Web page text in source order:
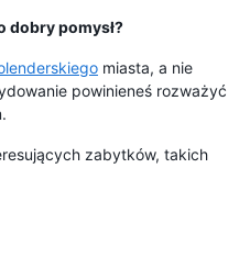
dobry pomysł?
miasta, a nie
powinieneś rozważyć
zabytków, takich